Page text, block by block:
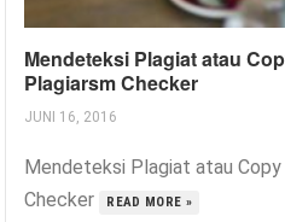
Mendeteksi Plagiat atau
Plagiarsm Checker
JUNI 16, 2016
Mendeteksi Plagiat atau
Checker
READ MORE »